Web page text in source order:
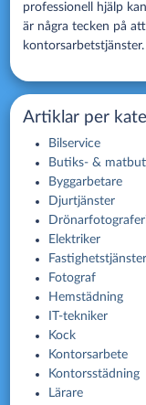
professionell hjälp
är några tecken på
kontorsarbetstjänster.
Artiklar per
Bilservice
Butiks- &
Byggarbetare
Djurtjänster
Elektriker
Fastighetstjänster
Fotograf
Hemstädning
IT-tekniker
Kock
Kontorsarbete
Kontorsstädning
Lärare